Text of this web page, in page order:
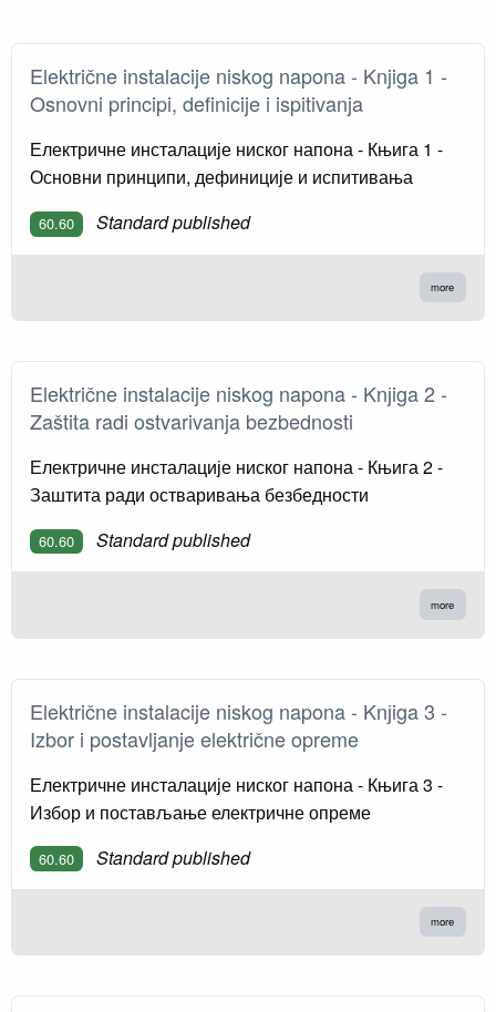
Električne instalacije niskog napona - Knjiga 1 -
Osnovni principi, definicije i ispitivanja
Електричне инсталације ниског напона - Књига 1 -
Основни принципи, дефиниције и испитивања
60.60 Standard published
more
Električne instalacije niskog napona - Knјiga 2 -
Zaštita radi ostvarivanja bezbednosti
Електричне инсталације ниског напона - Књига 2 -
Заштита ради остваривања безбедности
60.60 Standard published
more
Električne instalacije niskog napona - Knјiga 3 -
Izbor i postavljanje električne opreme
Електричне инсталације ниског напона - Књига 3 -
Избор и постављање електричне опреме
60.60 Standard published
more